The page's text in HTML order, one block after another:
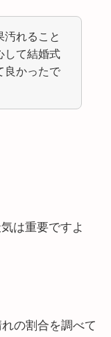
汚れること
して結婚式
良かったで
は重要ですよ
の割合を調べて